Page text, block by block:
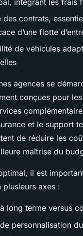
des contrats,
d’une flotte
de véhicules
agences se
conçues pour
et le support
de réduire les
maîtrise du
il est
plusieurs axes :
long terme versus
personnalisation